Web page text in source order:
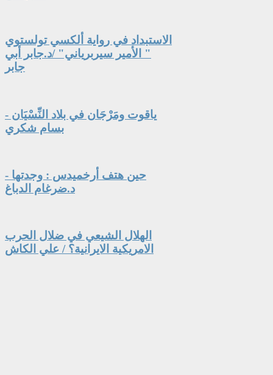
الاستبداد في رواية ألكسي تولستوي
" الأمير سيربرياني" /د.جابر أبي
جابر
ياقوت ومَرْجَان في بلاد النِّسْيَان -
بسام شكري
حين هتف أرخميدس : وجدتها -
د.ضرغام الدباغ
الهلال الشيعي في ضلال الحرب
الامريكية الايرانية؟ / علي الكاش